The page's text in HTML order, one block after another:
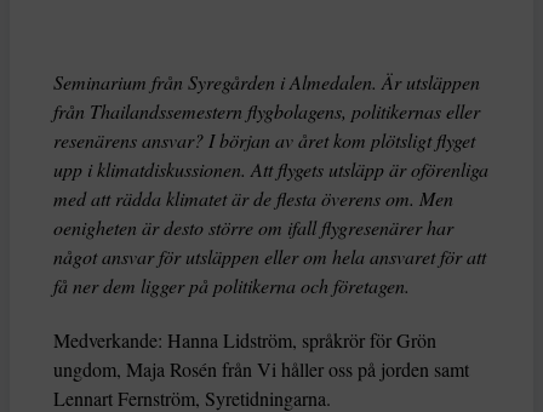
Seminarium från Syregården i Almedalen. Är utsläppen
från Thailandssemestern flygbolagens, politikernas eller
resenärens ansvar? I början av året kom plötsligt flyget
upp i klimatdiskussionen. Att flygets utsläpp är oförenliga
med att rädda klimatet är de flesta överens om. Men
oenigheten är desto större om ifall flygresenärer har
något ansvar för utsläppen eller om hela ansvaret för att
få ner dem ligger på politikerna och företagen.
Medverkande: Hanna Lidström, språkrör för Grön
ungdom, Maja Rosén från Vi håller oss på jorden samt
Lennart Fernström, Syretidningarna.